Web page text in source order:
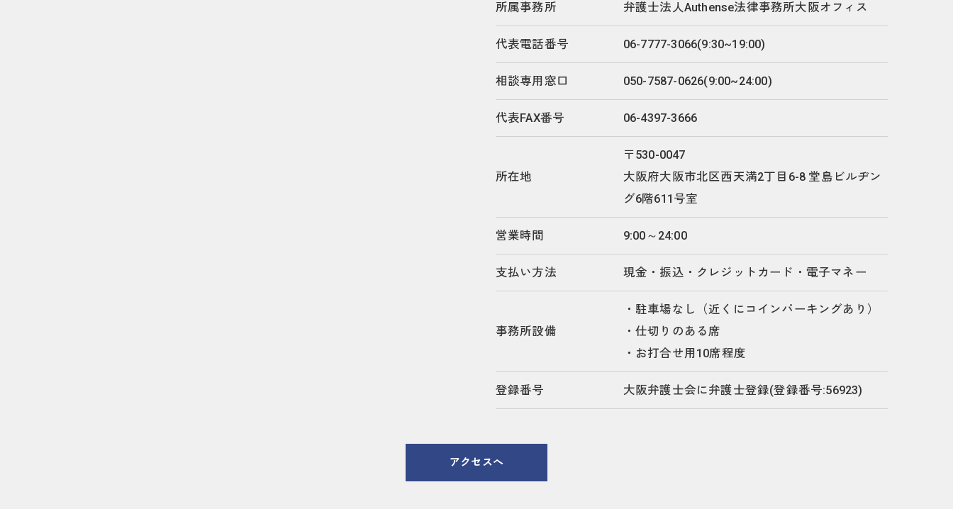
所属事務所 弁護士法人Authense法律事務所大阪オフィス
代表電話番号 06-7777-3066(9:30~19:00)
相談専用窓口 050-7587-0626(9:00~24:00)
代表FAX番号 06-4397-3666
所在地
〒530-0047
大阪府大阪市北区西天満2丁目6-8 堂島ビルヂン
グ6階611号室
営業時間 9:00～24:00
支払い方法 現金・振込・クレジットカード・電子マネー
事務所設備
・駐車場なし（近くにコインパーキングあり）
・仕切りのある席
・お打合せ用10席程度
登録番号 大阪弁護士会に弁護士登録(登録番号:56923)
アクセスへ